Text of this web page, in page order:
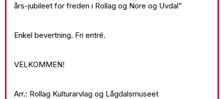
års-jubileet for freden i Rollag og Nore og Uvdal”
Enkel bevertning. Fri entré.
VELKOMMEN!
Arr.: Rollag Kulturarvlag og Lågdalsmuseet